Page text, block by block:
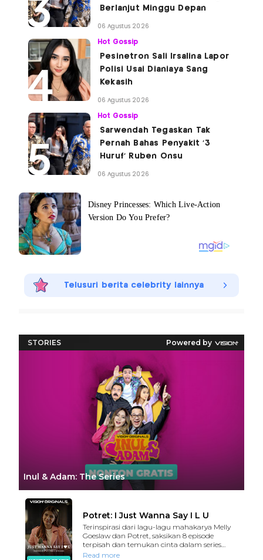
Berlanjut Minggu Depan
06 Agustus 2026
Hot Gossip
Pesinetron Sali Irsalina Lapor
Polisi Usai Dianiaya Sang
Kekasih
06 Agustus 2026
Hot Gossip
Sarwendah Tegaskan Tak
Pernah Bahas Penyakit '3
Huruf' Ruben Onsu
06 Agustus 2026
Telusuri berita celebrity lainnya